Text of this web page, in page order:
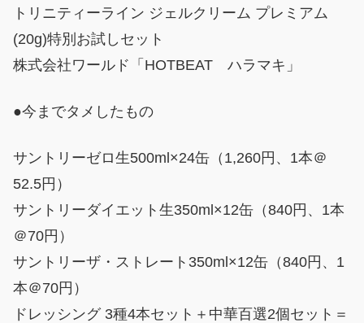
トリニティーライン ジェルクリーム プレミアム
(20g)特別お試しセット
株式会社ワールド「HOTBEAT ハラマキ」
●今までタメしたもの
サントリーゼロ生500ml×24缶（1,260円、1本＠
52.5円）
サントリーダイエット生350ml×12缶（840円、1本
＠70円）
サントリーザ・ストレート350ml×12缶（840円、1
本＠70円）
ドレッシング 3種4本セット＋中華百選2個セット＝